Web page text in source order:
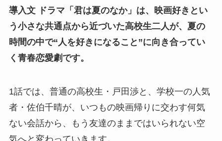
導入文 ドラマ「君は夏のなか」は、映画好きとい
う小さな共通点から近づいた高校生二人が、夏の
時間の中で“人を好きになること”に向き合ってい
く青春恋愛劇です。
1話では、普通の高校生・戸田渉と、学校一の人気
者・佐伯千晴が、いつもの映画帰りに交わす何気
ない会話から、もう友達のままではいられない空
気へと変わっていきます。